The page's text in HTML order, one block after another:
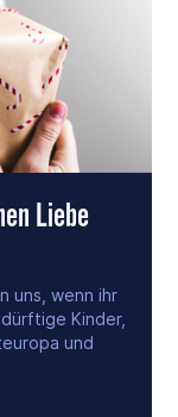
Liebe
uns, wenn ihr
Kinder,
und